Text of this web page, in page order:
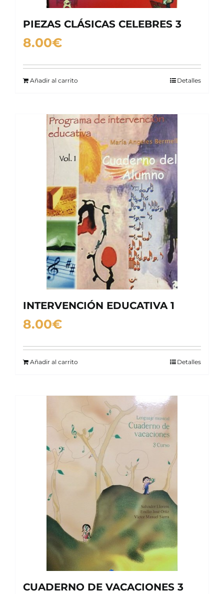
PIEZAS CLÁSICAS CELEBRES 3
8.00€
Añadir al carrito Detalles
INTERVENCIÓN EDUCATIVA 1
8.00€
Añadir al carrito Detalles
CUADERNO DE VACACIONES 3